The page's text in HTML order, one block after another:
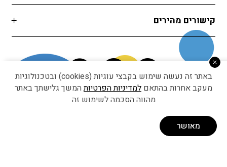
קישורים מהירים
באתר זה נעשה שימוש בקבצי עוגיות (cookies) ובטכנולוגיות
מעקב אחרות בהתאם למדיניות הפרטיותהמשך גלישתך באתר
מהווה הסכמה לשימוש זה
מאושר